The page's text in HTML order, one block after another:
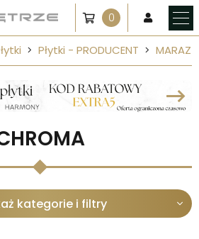
0
Płytki - PRODUCENT MARAZZI
kategorie i filtry